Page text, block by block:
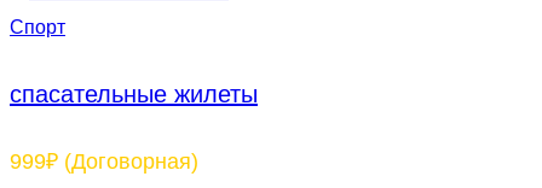
Спорт
спасательные жилеты
999₽ (Договорная)